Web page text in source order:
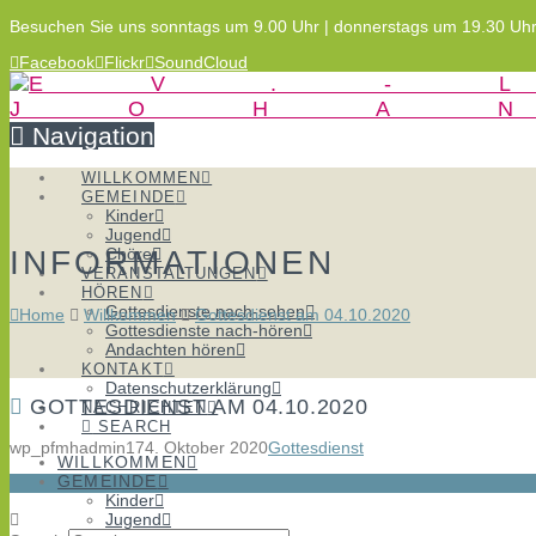
Besuchen Sie uns sonntags um 9.00 Uhr | donnerstags um 19.30 Uhr
Facebook Flickr SoundCloud
Navigation
WILLKOMMEN
GEMEINDE
Kinder
Jugend
Chöre
VERANSTALTUNGEN
HÖREN
Gottesdienste nach-sehen
Gottesdienste nach-hören
Andachten hören
KONTAKT
Datenschutzerklärung
NACHRICHTEN
SEARCH
WILLKOMMEN
GEMEINDE
Kinder
Jugend
INFORMATIONEN
Home Willkommen Gottesdienst am 04.10.2020
GOTTESDIENST AM 04.10.2020
wp_pfmhadmin174. Oktober 2020Gottesdienst